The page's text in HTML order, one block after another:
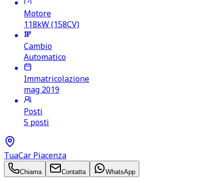
Motore
118kW (158CV)
Cambio
Automatico
Immatricolazione
mag 2019
Posti
5 posti
TuaCar Piacenza
Chiama Contatta WhatsApp